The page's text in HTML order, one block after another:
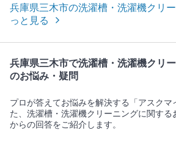
兵庫県三木市の洗濯槽・洗濯機クリ
っと見る
兵庫県三木市で洗濯槽・洗濯機クリ
のお悩み・疑問
プロが答えてお悩みを解決する「アスクマ
た、洗濯槽・洗濯機クリーニングに関する
からの回答をご紹介します。